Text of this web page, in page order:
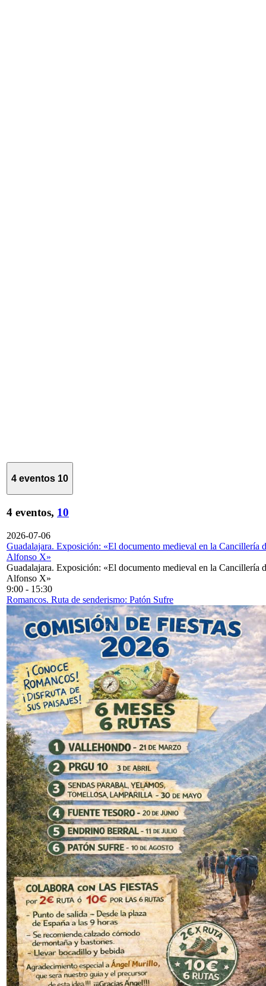
4 eventos 10
4 eventos, 10
2026-07-06
Guadalajara. Exposición: «El documento medieval en la Cancillería
Alfonso X»
Guadalajara. Exposición: «El documento medieval en la Cancillería
Alfonso X»
9:00 - 15:30
Romancos. Ruta de senderismo: Patón Sufre